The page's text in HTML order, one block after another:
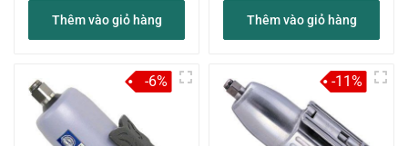
Thêm vào giỏ hàng Thêm vào giỏ hàng
-6% -11%